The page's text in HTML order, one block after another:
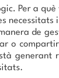
Per a
necessitats
de
o
generant